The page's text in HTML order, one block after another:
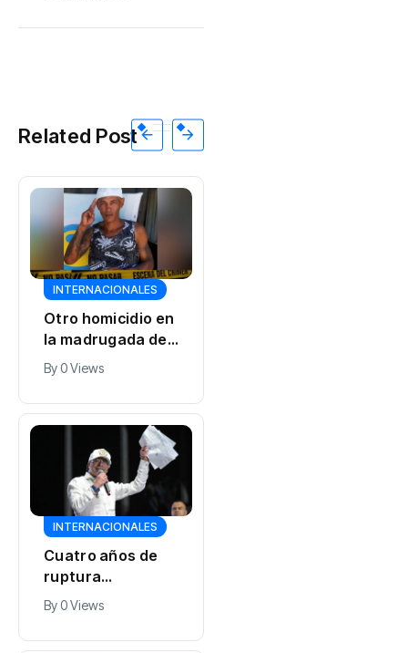
Related Post
INTERNACIONALES
Otro homicidio en
la madrugada de
este jueves
estremece a
Cárdenas,
Matanzas
By0 Views
INTERNACIONALES
Cuatro años de
ruptura
institucional: así
fue el gobierno de
Gustavo Petro en
By0 Views